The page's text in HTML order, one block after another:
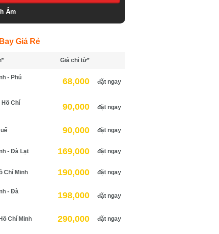
Âm
Giá Rẻ
Giá chỉ từ*
- Phú
68,000 đặt ngay
Chí
90,000 đặt ngay
90,000 đặt ngay
- Đà Lạt 169,000 đặt ngay
Chí Minh 190,000 đặt ngay
- Đà
198,000 đặt ngay
Chí Minh 290,000 đặt ngay